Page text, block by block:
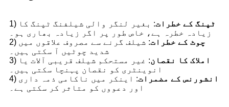
1) ٹپنگ کے خطرات: بغیر لنگر والی شیلفنگ ٹپنگ کا
زیادہ خطرہ ہے، خاص طور پر اگر زیادہ بھاری ہو۔
2)
چوٹ کے خطرات: شیلف گرنے سے مصروف علاقوں میں
شدید چوٹیں آ سکتی ہیں۔
3)
املاک کا نقصان: غیر مستحکم شیلف قریبی آلات یا
انوینٹری کو نقصان پہنچا سکتی ہیں۔
4)
انشورنس کے مضمرات: اینکر میں ناکامی ذمہ داری
اور دعووں کو متاثر کر سکتی ہے۔